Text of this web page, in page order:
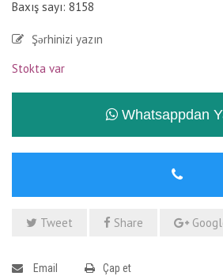
Baxış sayı: 8158
Şərhinizi yazın
Stokta var
Whatsappdan
Tweet Share
Email Çap et